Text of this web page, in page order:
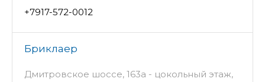
+7917-572-0012
Бриклаер
Дмитровское шоссе, 163а - цокольный этаж,